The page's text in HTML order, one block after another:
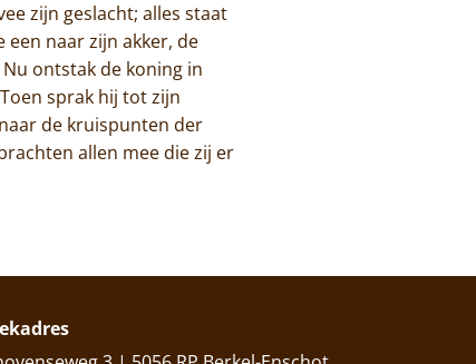
zijn geslacht; alles staat
naar zijn akker, de
ontstak de koning in
sprak hij tot zijn
de kruispunten der
allen mee die zij er